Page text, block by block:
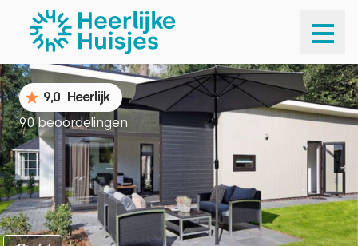
1
9,0 Heerlijk
90 beoordelingen